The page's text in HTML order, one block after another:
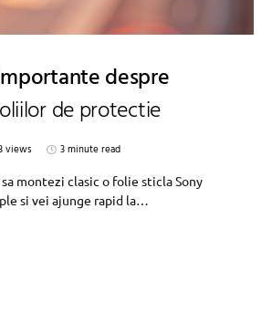
despre
de protectie
views
3 minute read
montezi clasic o folie sticla Sony
si vei ajunge rapid la…